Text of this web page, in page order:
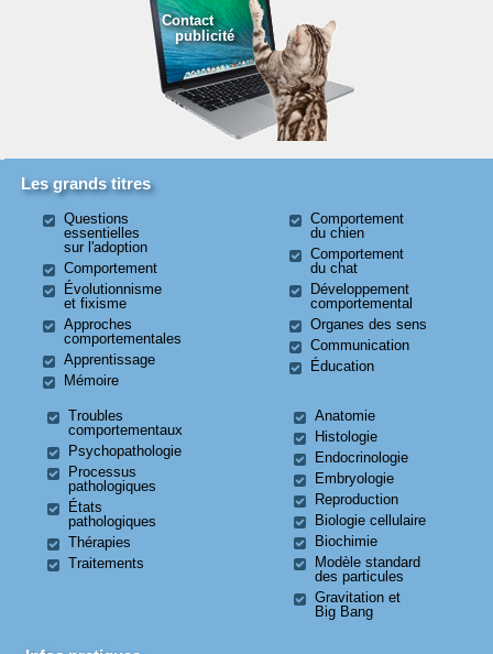
Contact
publicité
Les grands titres
Questions
essentielles
sur l'adoption
Comportement
Évolutionnisme
et fixisme
Approches
comportementales
Apprentissage
Mémoire
Comportement
du chien
Comportement
du chat
Développement
comportemental
Organes des sens
Communication
Éducation
Troubles
comportementaux
Psychopathologie
Processus
pathologiques
États
pathologiques
Thérapies
Traitements
Anatomie
Histologie
Endocrinologie
Embryologie
Reproduction
Biologie cellulaire
Biochimie
Modèle standard
des particules
Gravitation et
Big Bang